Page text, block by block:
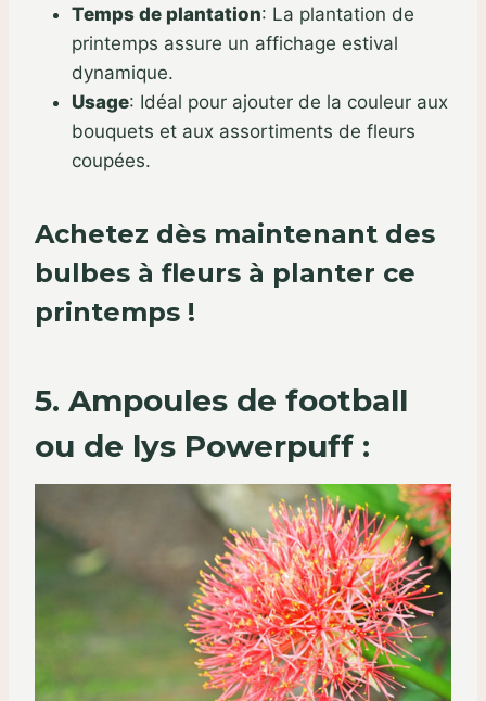
Temps de plantation: La plantation de
printemps assure un affichage estival
dynamique.
Usage: Idéal pour ajouter de la couleur aux
bouquets et aux assortiments de fleurs
coupées.
Achetez dès maintenant des
bulbes à fleurs à planter ce
printemps !
5. Ampoules de football
ou de lys Powerpuff :